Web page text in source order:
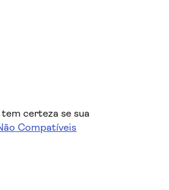
certeza se sua
Compatíveis